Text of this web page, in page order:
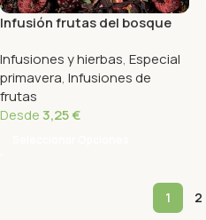
Infusión frutas del bosque
Infusiones y hierbas, Especial
primavera, Infusiones de
frutas
Desde3,25€
1 2